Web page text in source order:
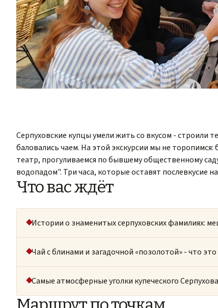
Серпуховские купцы умели жить со вкусом - строили
баловались чаем. На этой экскурсии мы не
театр, прогуливаемся по бывшему общественному
водопадом". Три часа, которые оставят послевкусие
Что вас ждёт
Истории о знаменитых серпуховских фамилиях:
Чай с блинами и загадочной «позолотой» - что это
Самые атмосферные уголки купеческого Серпухова